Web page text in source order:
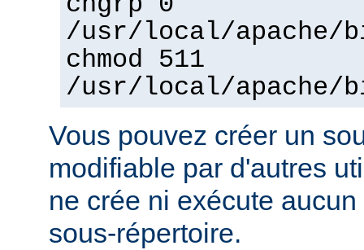
/usr/local/apache/
chmod 511
/usr/local/apache/
Vous pouvez créer un
modifiable par d'autres
ne crée ni exécute
sous-répertoire.